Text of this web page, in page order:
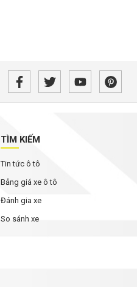
TÌM KIẾM
Tin tức ô tô
Bảng giá xe ô tô
Đánh gia xe
So sánh xe